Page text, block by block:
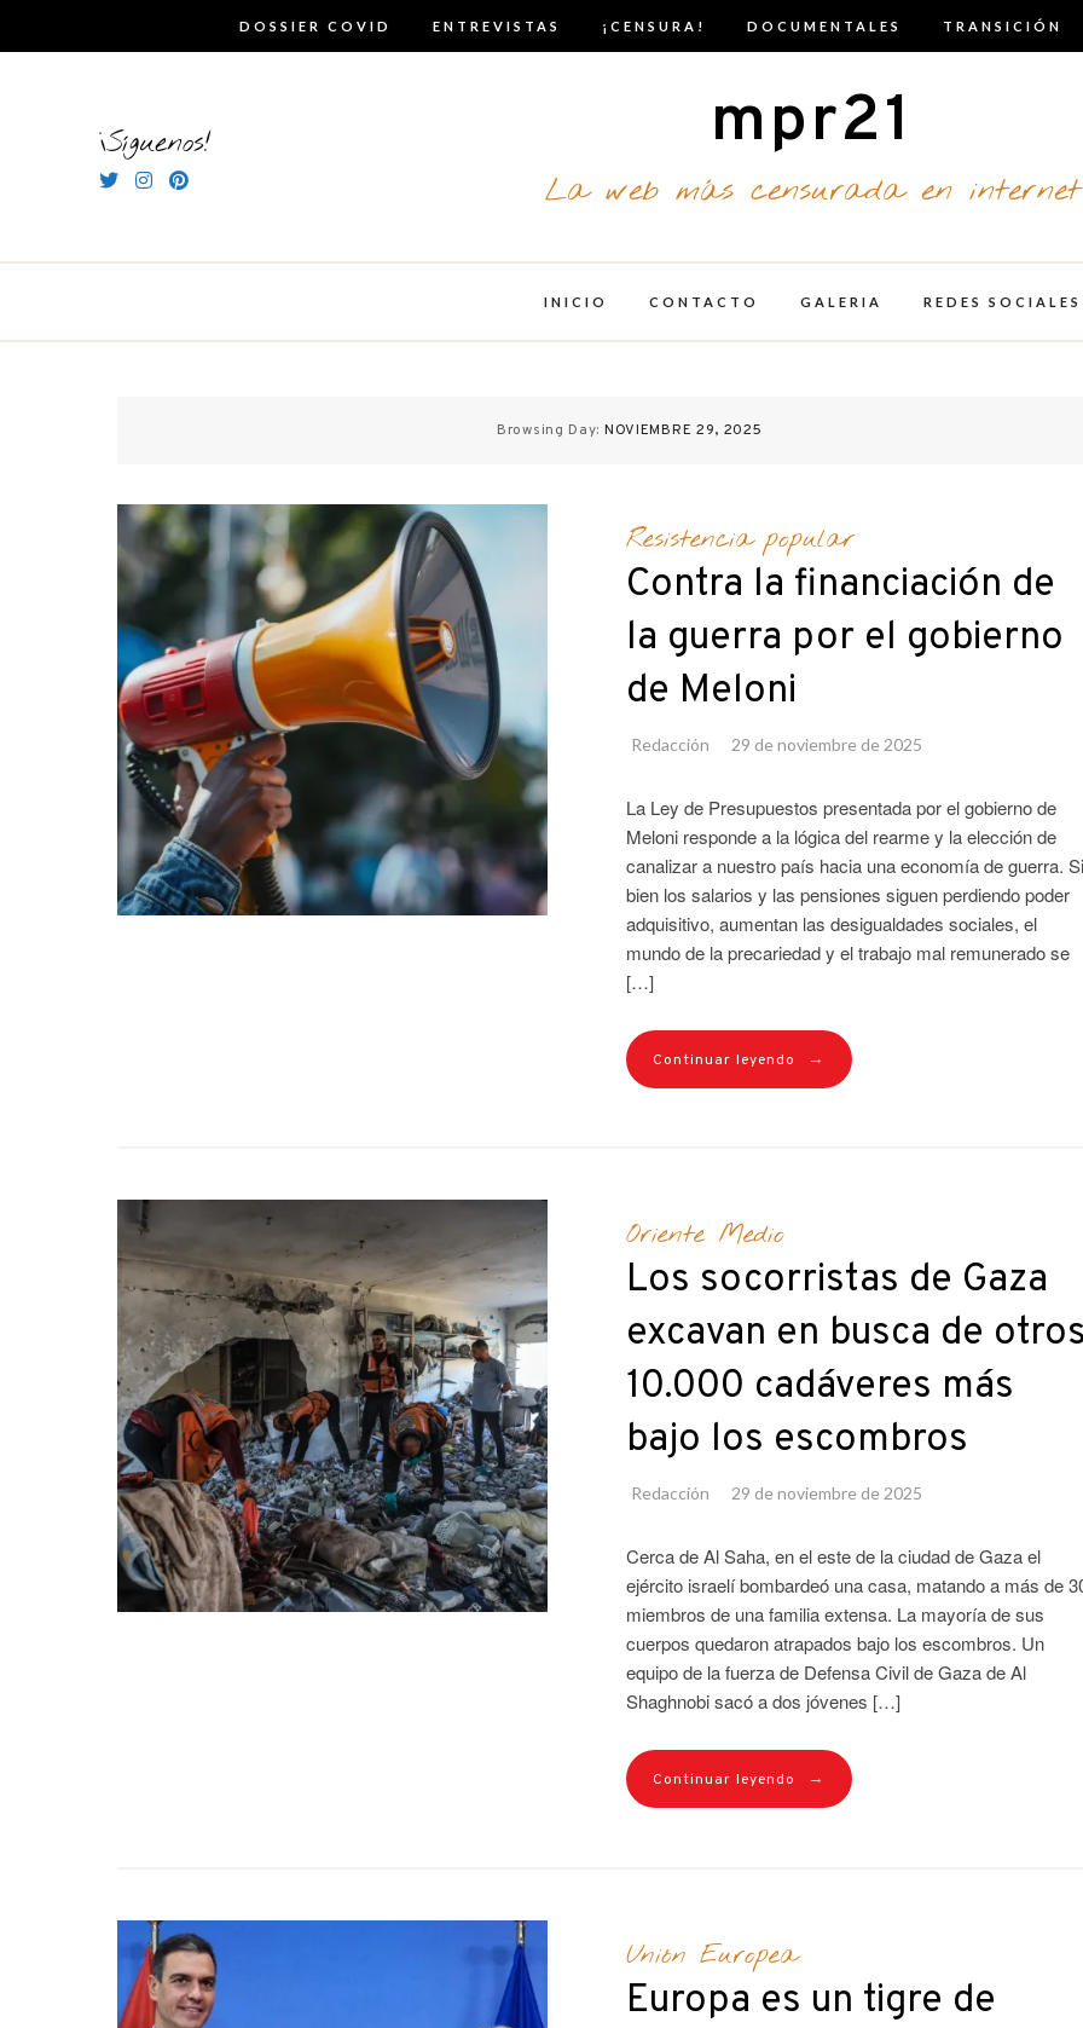
DOSSIER COVID ENTREVISTAS ¡CENSURA! DOCUMENTALES TRANSICIÓN
¡Síguenos! mpr21
La web más censurada en internet
INICIO CONTACTO GALERIA REDES SOCIALES
Browsing Day: NOVIEMBRE 29, 2025
Resistencia popular
Contra la financiación de
la guerra por el gobierno
de Meloni
Redacción 29 de noviembre de 2025
La Ley de Presupuestos presentada por el gobierno de
Meloni responde a la lógica del rearme y la elección de
canalizar a nuestro país hacia una economía de guerra. Si
bien los salarios y las pensiones siguen perdiendo poder
adquisitivo, aumentan las desigualdades sociales, el
mundo de la precariedad y el trabajo mal remunerado se
[…]
Continuar leyendo →
Oriente Medio
Los socorristas de Gaza
excavan en busca de
10.000 cadáveres más
bajo los escombros
Redacción 29 de noviembre de 2025
Cerca de Al Saha, en el este de la ciudad de Gaza el
ejército israelí bombardeó una casa, matando a más de
miembros de una familia extensa. La mayoría de sus
cuerpos quedaron atrapados bajo los escombros. Un
equipo de la fuerza de Defensa Civil de Gaza de Al
Shaghnobi sacó a dos jóvenes […]
Continuar leyendo →
Unión Europea
Europa es un tigre de